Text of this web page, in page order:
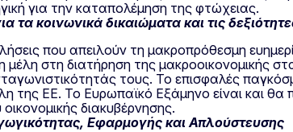
για την καταπολέμηση της φτώχειας.
κοινωνικά δικαιώματα και τις
που απειλούν τη μακροπρόθεσμη
μέλη στη διατήρηση της
τους. Το επισφαλές
της ΕΕ. Το Ευρωπαϊκό Εξάμηνο είναι και θα
διακυβέρνησης.
Εφαρμογής και Απλούστευσης